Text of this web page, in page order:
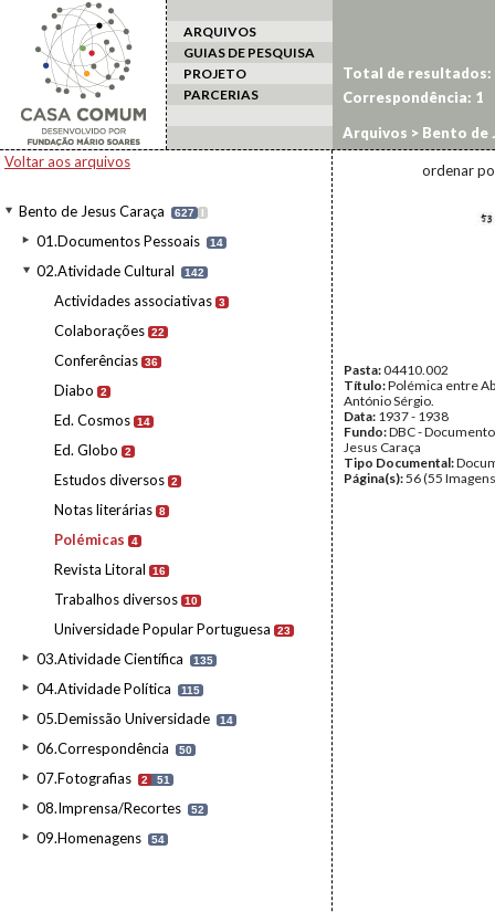
ARQUIVOS
GUIAS DE PESQUISA
PROJETO
PARCERIAS
Voltar aos arquivos
Bento de Jesus Caraça 627 I
01.Documentos Pessoais 14
02.Atividade Cultural 142
Actividades associativas 3
Colaborações 22
Conferências 36
Diabo 2
Ed. Cosmos 14
Ed. Globo 2
Estudos diversos 2
Notas literárias 8
Polémicas 4
Revista Litoral 16
Trabalhos diversos 10
Universidade Popular Portuguesa 23
03.Atividade Científica 135
04.Atividade Política 115
05.Demissão Universidade 14
06.Correspondência 50
07.Fotografias 2 51
08.Imprensa/Recortes 52
09.Homenagens 54
Total de resultados:
Correspondência: 1
Arquivos > Bento de
ordenar
Pasta:04410.002
Título:Polémica entre
António Sérgio.
Data: 1937 - 1938
Fundo:DBC -
Jesus Caraça
Tipo Documental:
Página(s):56 (55